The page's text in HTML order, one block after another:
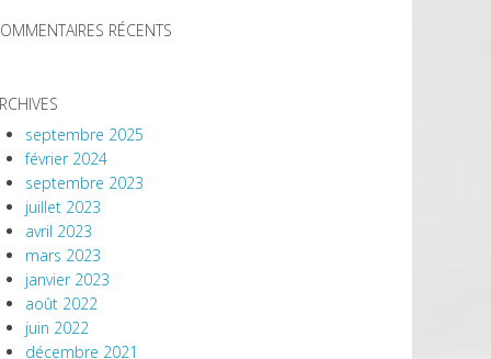
RÉCENTS
septembre 2025
février 2024
septembre 2023
juillet 2023
avril 2023
mars 2023
janvier 2023
août 2022
juin 2022
décembre 2021